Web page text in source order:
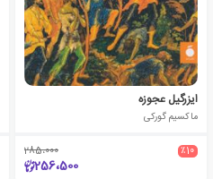
ایزرگیل عجوزه
ماکسیم گورکی
٪10 285،000
256،500